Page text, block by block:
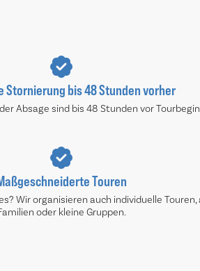
Stornierung bis 48 Stunden vorher
Absage sind bis 48 Stunden vor
Touren
Wir organisieren auch individuelle Touren,
oder kleine Gruppen.